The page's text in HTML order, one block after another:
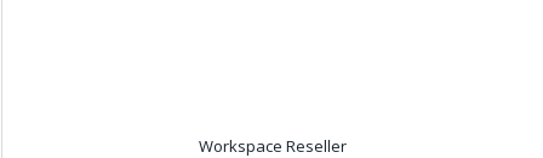
Workspace Reseller